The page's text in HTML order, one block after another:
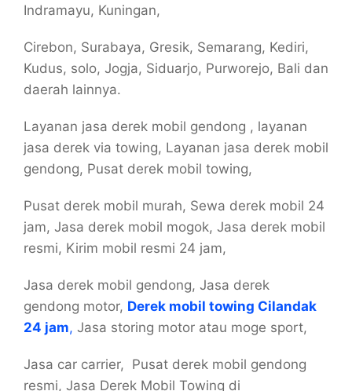
Indramayu, Kuningan,
Cirebon, Surabaya, Gresik, Semarang, Kediri,
Kudus, solo, Jogja, Siduarjo, Purworejo, Bali dan
daerah lainnya.
Layanan jasa derek mobil gendong , layanan
jasa derek via towing, Layanan jasa derek mobil
gendong, Pusat derek mobil towing,
Pusat derek mobil murah, Sewa derek mobil 24
jam, Jasa derek mobil mogok, Jasa derek mobil
resmi, Kirim mobil resmi 24 jam,
Jasa derek mobil gendong, Jasa derek
gendong motor, Derek mobil towing Cilandak
24 jam, Jasa storing motor atau moge sport,
Jasa car carrier, Pusat derek mobil gendong
resmi, Jasa Derek Mobil Towing di